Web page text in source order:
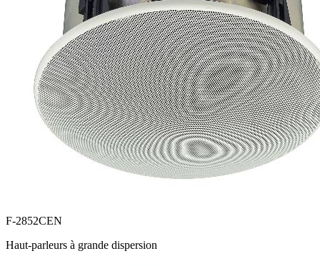
F-2852CEN
Haut-parleurs à grande dispersion